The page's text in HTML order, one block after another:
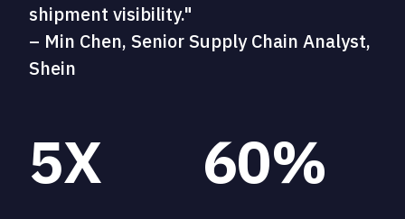
shipment visibility."
– Min Chen, Senior Supply Chain Analyst,
Shein
5X 60%